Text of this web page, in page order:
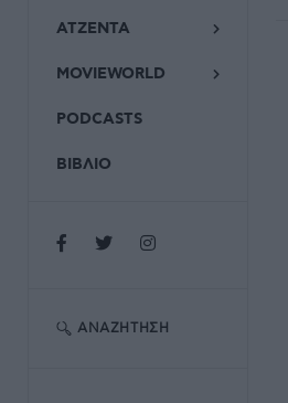
ΑΤΖΕΝΤΑ
MOVIEWORLD
PODCASTS
ΒΙΒΛΙΟ
ΑΝΑΖΉΤΗΣΗ